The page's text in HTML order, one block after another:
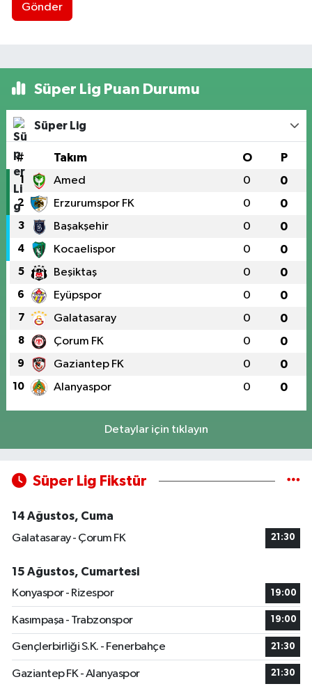
Gönder
Süper Lig Puan Durumu
Süper Lig
# Takım O P
1 Amed 0 0
2 Erzurumspor FK 0 0
3 Başakşehir 0 0
4 Kocaelispor 0 0
5 Beşiktaş 0 0
6 Eyüpspor 0 0
7 Galatasaray 0 0
8 Çorum FK 0 0
9 Gaziantep FK 0 0
10 Alanyaspor 0 0
Detaylar için tıklayın
Süper Lig Fikstür
14 Ağustos, Cuma
Galatasaray - Çorum FK
21:30
15 Ağustos, Cumartesi
Konyaspor - Rizespor
19:00
Kasımpaşa - Trabzonspor 19:00
Gençlerbirliği S.K. - Fenerbahçe 21:30
Gaziantep FK - Alanyaspor 21:30